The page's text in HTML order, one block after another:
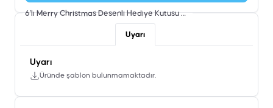
6'lı Merry Christmas Desenli Hediye Kutusu Seti Şablon
Uyarı
Uyarı
Üründe şablon bulunmamaktadır.